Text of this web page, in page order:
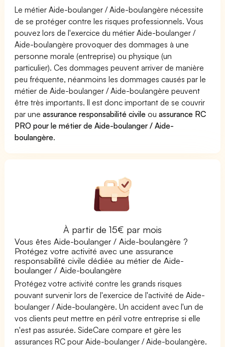
Le métier Aide-boulanger / Aide-boulangère nécessite
de se protéger contre les risques professionnels. Vous
pouvez lors de l'exercice du métier Aide-boulanger /
Aide-boulangère provoquer des dommages à une
personne morale (entreprise) ou physique (un
particulier). Ces dommages peuvent arriver de manière
peu fréquente, néanmoins les dommages causés par le
métier de Aide-boulanger / Aide-boulangère peuvent
être très importants. Il est donc important de se couvrir
par uneassurance responsabilité civile ouassurance RC
PRO pour le métier de Aide-boulanger / Aide-
boulangère.
À partir de 15€ par mois
Vous êtes Aide-boulanger / Aide-boulangère ?
Protégez votre activité avec une assurance
responsabilité civile dédiée au métier de Aide-
boulanger / Aide-boulangère
Protégez votre activité contre les grands risques
pouvant survenir lors de l'exercice de l'activité de Aide-
boulanger / Aide-boulangère. Un accident avec l'un de
vos clients peut mettre en péril votre entreprise si elle
n'est pas assurée. SideCare compare et gère les
assurances RC pour Aide-boulanger / Aide-boulangère.